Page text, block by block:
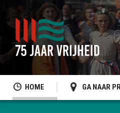
HOME GA NAAR